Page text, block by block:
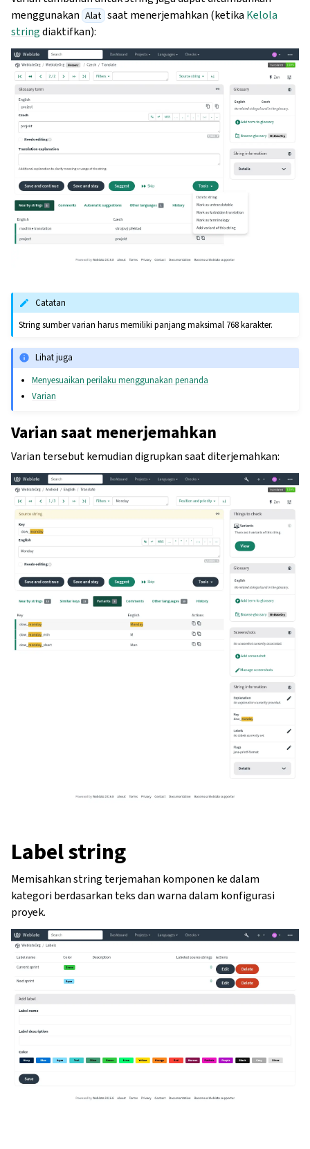
menggunakan Alat saat menerjemahkan (ketika Kelola
stringdiaktifkan):
Catatan
String sumber varian harus memiliki panjang maksimal 768 karakter.
Lihat juga
Menyesuaikan perilaku menggunakan penanda
Varian
Varian saat menerjemahkan
Varian tersebut kemudian digrupkan saat diterjemahkan:
Label string
Memisahkan string terjemahan komponen ke dalam
kategori berdasarkan teks dan warna dalam konfigurasi
proyek.